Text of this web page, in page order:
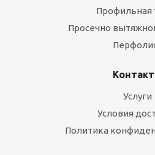
Профильная
Просечно
Услуги
Условия
Политика